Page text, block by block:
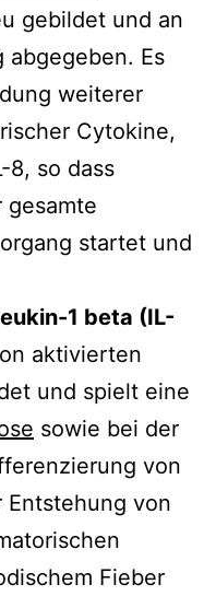
gebildet und an
abgegeben. Es
weiterer
Cytokine,
8, so dass
gesamte
startet und
1 beta (IL-
aktivierten
und spielt eine
sowie bei der
von
Entstehung von
Fieber